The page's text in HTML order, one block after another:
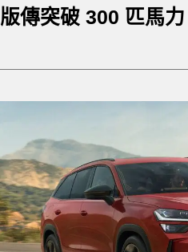
版傳突破 300 匹馬力